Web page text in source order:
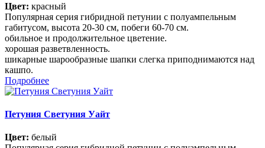
Цвет: красный
Популярная серия гибридной петунии с полуампельным
габитусом, высота 20-30 см, побеги 60-70 см.
обильное и продолжительное цветение.
хорошая разветвленность.
шикарные шарообразные шапки слегка приподнимаются над
кашпо.
Подробнее
Петуния Светуния Уайт
Цвет: белый